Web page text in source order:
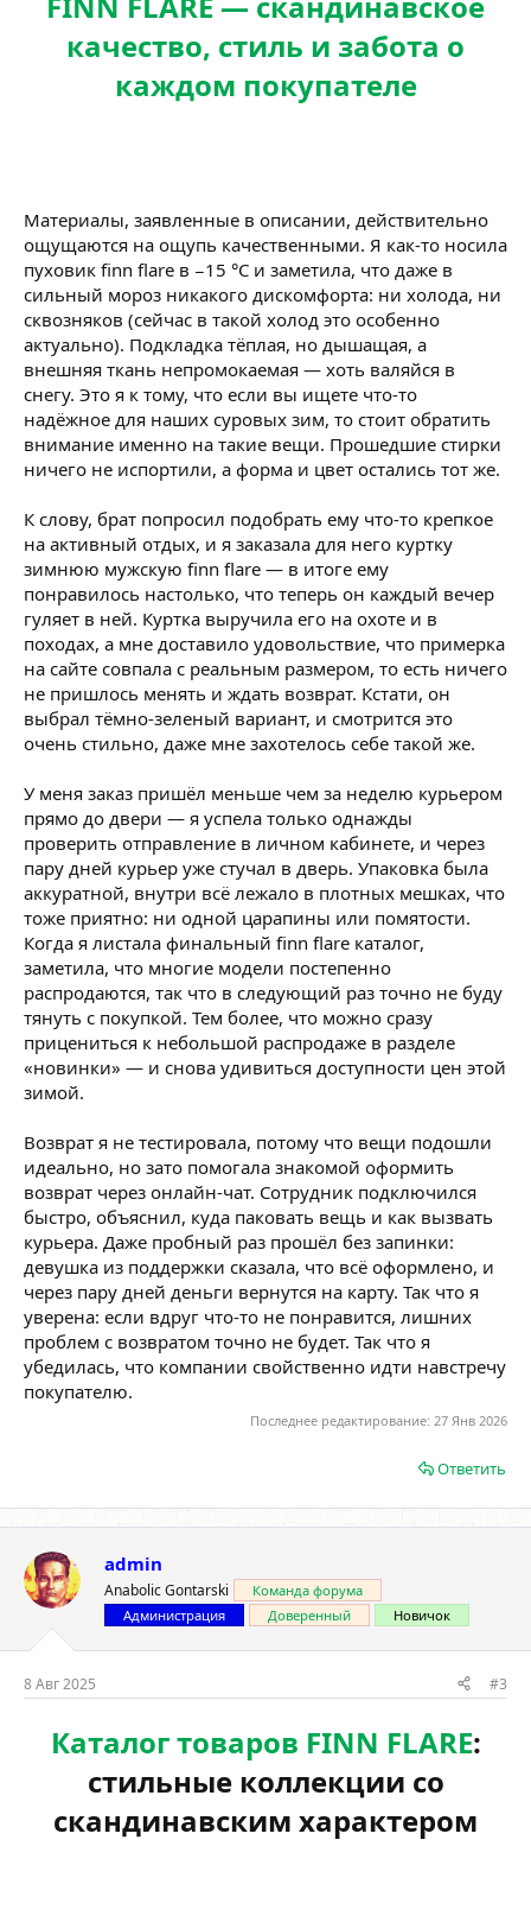
качество, стиль и забота о
каждом покупателе
Материалы, заявленные в описании, действительно
ощущаются на ощупь качественными. Я как-то носила
пуховик finn flare в −15 °C и заметила, что даже в
сильный мороз никакого дискомфорта: ни холода, ни
сквозняков (сейчас в такой холод это особенно
актуально). Подкладка тёплая, но дышащая, а
внешняя ткань непромокаемая — хоть валяйся в
снегу. Это я к тому, что если вы ищете что-то
надёжное для наших суровых зим, то стоит обратить
внимание именно на такие вещи. Прошедшие стирки
ничего не испортили, а форма и цвет остались тот же.
К слову, брат попросил подобрать ему что-то крепкое
на активный отдых, и я заказала для него куртку
зимнюю мужскую finn flare — в итоге ему
понравилось настолько, что теперь он каждый вечер
гуляет в ней. Куртка выручила его на охоте и в
походах, а мне доставило удовольствие, что примерка
на сайте совпала с реальным размером, то есть ничего
не пришлось менять и ждать возврат. Кстати, он
выбрал тёмно-зеленый вариант, и смотрится это
очень стильно, даже мне захотелось себе такой же.
У меня заказ пришёл меньше чем за неделю курьером
прямо до двери — я успела только однажды
проверить отправление в личном кабинете, и через
пару дней курьер уже стучал в дверь. Упаковка была
аккуратной, внутри всё лежало в плотных мешках, что
тоже приятно: ни одной царапины или помятости.
Когда я листала финальный finn flare каталог,
заметила, что многие модели постепенно
распродаются, так что в следующий раз точно не буду
тянуть с покупкой. Тем более, что можно сразу
прицениться к небольшой распродаже в разделе
«новинки» — и снова удивиться доступности цен этой
зимой.
Возврат я не тестировала, потому что вещи подошли
идеально, но зато помогала знакомой оформить
возврат через онлайн-чат. Сотрудник подключился
быстро, объяснил, куда паковать вещь и как вызвать
курьера. Даже пробный раз прошёл без запинки:
девушка из поддержки сказала, что всё оформлено, и
через пару дней деньги вернутся на карту. Так что я
уверена: если вдруг что-то не понравится, лишних
проблем с возвратом точно не будет. Так что я
убедилась, что компании свойственно идти навстречу
покупателю.
Последнее редактирование: 27 Янв 2026
Ответить
admin
Anabolic Gontarski
Команда форума
Администрация
Доверенный Новичок
8 Авг 2025 #3
Каталог товаров FINN FLARE:
стильные коллекции со
скандинавским характером​